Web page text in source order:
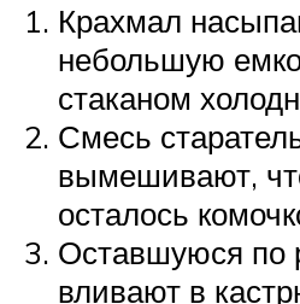
Крахмал
небольшую
стаканом
Смесь
вымешивают,
осталось
Оставшуюся по
вливают в